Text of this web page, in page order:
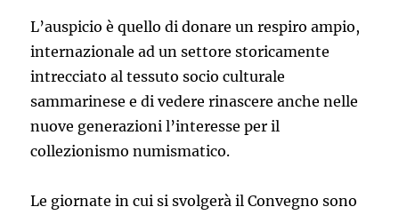
L’auspicio è quello di donare un respiro ampio,
internazionale ad un settore storicamente
intrecciato al tessuto socio culturale
sammarinese e di vedere rinascere anche nelle
nuove generazioni l’interesse per il
collezionismo numismatico.
Le giornate in cui si svolgerà il Convegno sono